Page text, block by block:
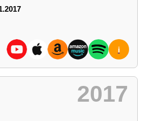
i
2017